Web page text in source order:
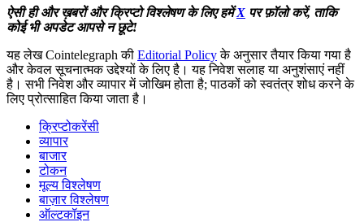
ऐसी ही और ख़बरों और क्रिप्टो विश्लेषण के लिए हमेंX पर फ़ॉलो करें, ताकि
कोई भी अपडेट आपसे न छूटे!
यह लेख Cointelegraph की Editorial Policyके अनुसार तैयार किया गया है
और केवल सूचनात्मक उद्देश्यों के लिए है। यह निवेश सलाह या अनुशंसाएं नहीं
है। सभी निवेश और व्यापार में जोखिम होता है; पाठकों को स्वतंत्र शोध करने के
लिए प्रोत्साहित किया जाता है।
क्रिप्टोकरेंसी
व्यापार
बाजार
टोकन
मूल्य विश्लेषण
बाज़ार विश्लेषण
ऑल्टकॉइन